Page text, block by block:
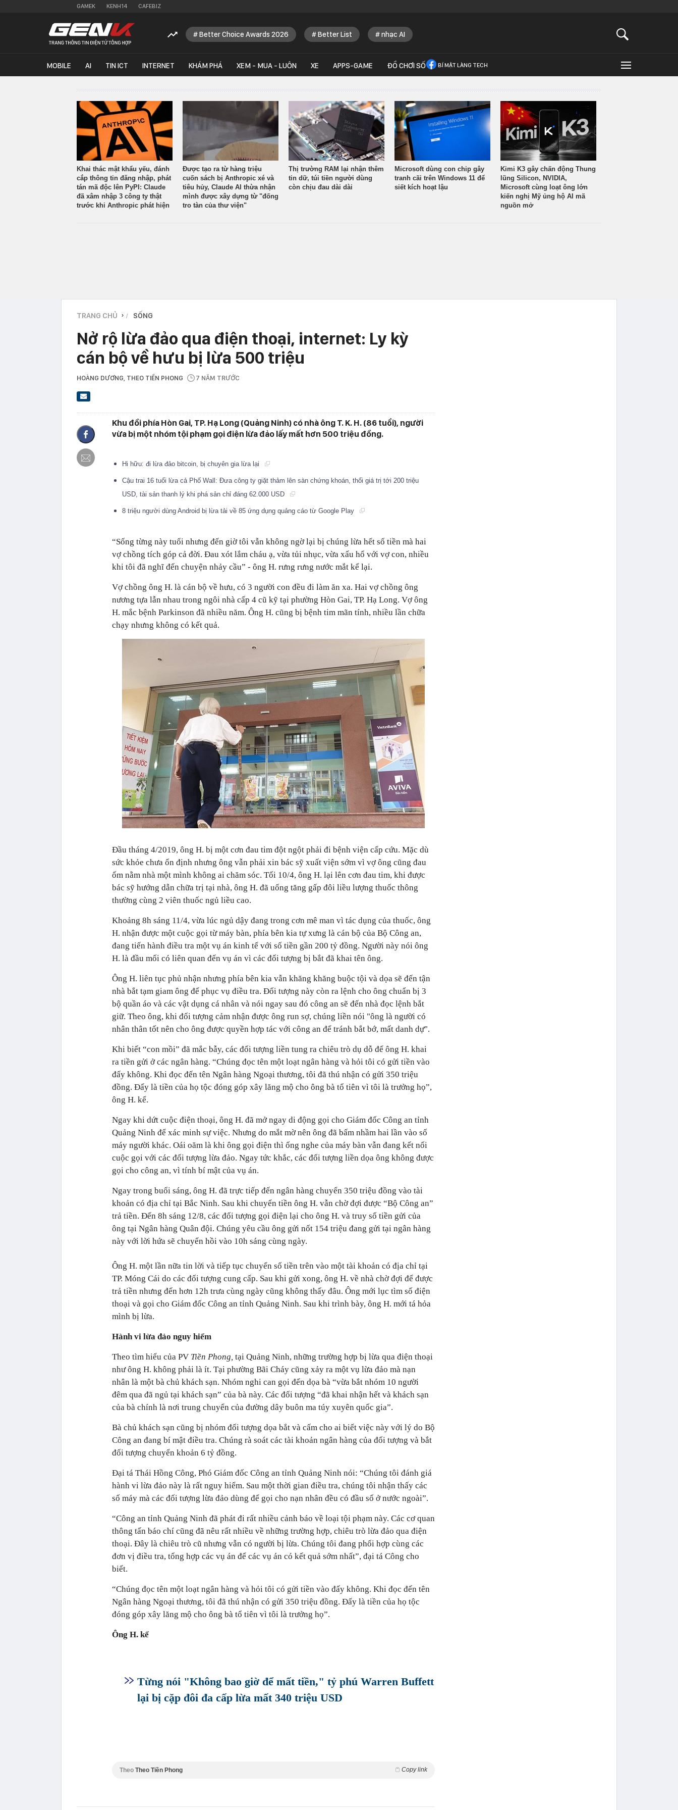
GAMEK KENH14 CAFEBIZ
Better Choice Awards 2026 Better List nhạc AI
MOBILE AI TIN ICT INTERNET KHÁM PHÁ XEM - MUA - LUÔN XE APPS-GAME ĐỒ CHƠI SỐ BÍ MẬT LÀNG TECH
Khai thác mật khẩu yếu, đánh
cắp thông tin đăng nhập, phát
tán mã độc lên PyPI: Claude
đã xâm nhập 3 công ty thật
trước khi Anthropic phát hiện
Được tạo ra từ hàng triệu
cuốn sách bị Anthropic xé và
tiêu hủy, Claude AI thừa nhận
mình được xây dựng từ "đống
tro tàn của thư viện"
Thị trường RAM lại nhận thêm
tin dữ, túi tiền người dùng
còn chịu đau dài dài
Microsoft dùng con chip gây
tranh cãi trên Windows 11 để
siết kích hoạt lậu
Kimi K3 gây chấn động Thung
lũng Silicon, NVIDIA,
Microsoft cùng loạt ông lớn
kiến nghị Mỹ ủng hộ AI mã
nguồn mở
TRANG CHỦ › SỐNG
Nở rộ lừa đảo qua điện thoại, internet: Ly kỳ
cán bộ về hưu bị lừa 500 triệu
HOÀNG DƯƠNG , THEO TIỀN PHONG 7 NĂM TRƯỚC
Khu đồi phía Hòn Gai, TP. Hạ Long (Quảng Ninh) có nhà ông T. K. H. (86 tuổi), người
vừa bị một nhóm tội phạm gọi điện lừa đảo lấy mất hơn 500 triệu đồng.
Hi hữu: đi lừa đảo bitcoin, bị chuyên gia lừa lại
Cậu trai 16 tuổi lừa cả Phố Wall: Đưa công ty giặt thảm lên sàn chứng khoán, thổi giá trị tới 200 triệu
USD, tài sản thanh lý khi phá sản chỉ đáng 62.000 USD
8 triệu người dùng Android bị lừa tải về 85 ứng dụng quảng cáo từ Google Play
“Sống từng này tuổi nhưng đến giờ tôi vẫn không ngờ lại bị chúng lừa hết số tiền mà hai
vợ chồng tích góp cả đời. Đau xót lắm cháu ạ, vừa tủi nhục, vừa xấu hổ với vợ con, nhiều
khi tôi đã nghĩ đến chuyện nhảy cầu” - ông H. rưng rưng nước mắt kể lại.
Vợ chồng ông H. là cán bộ về hưu, có 3 người con đều đi làm ăn xa. Hai vợ chồng ông
nương tựa lẫn nhau trong ngôi nhà cấp 4 cũ kỹ tại phường Hòn Gai, TP. Hạ Long. Vợ ông
H. mắc bệnh Parkinson đã nhiều năm. Ông H. cũng bị bệnh tim mãn tính, nhiều lần chữa
chạy nhưng không có kết quả.
Đầu tháng 4/2019, ông H. bị một cơn đau tim đột ngột phải đi bệnh viện cấp cứu. Mặc dù
sức khỏe chưa ổn định nhưng ông vẫn phải xin bác sỹ xuất viện sớm vì vợ ông cũng đau
ốm nằm nhà một mình không ai chăm sóc. Tối 10/4, ông H. lại lên cơn đau tim, khi được
bác sỹ hướng dẫn chữa trị tại nhà, ông H. đã uống tăng gấp đôi liều lượng thuốc thông
thường cùng 2 viên thuốc ngủ liều cao.
Khoảng 8h sáng 11/4, vừa lúc ngủ dậy đang trong cơn mê man vì tác dụng của thuốc, ông
H. nhận được một cuộc gọi từ máy bàn, phía bên kia tự xưng là cán bộ của Bộ Công an,
đang tiến hành điều tra một vụ án kinh tế với số tiền gần 200 tỷ đồng. Người này nói ông
H. là đầu mối có liên quan đến vụ án vì các đối tượng bị bắt đã khai tên ông.
Ông H. liên tục phủ nhận nhưng phía bên kia vẫn khăng khăng buộc tội và dọa sẽ đến tận
nhà bắt tạm giam ông để phục vụ điều tra. Đối tượng này còn ra lệnh cho ông chuẩn bị 3
bộ quần áo và các vật dụng cá nhân và nói ngay sau đó công an sẽ đến nhà đọc lệnh bắt
giữ. Theo ông, khi đối tượng cảm nhận được ông run sợ, chúng liền nói "ông là người có
nhân thân tốt nên cho ông được quyền hợp tác với công an để tránh bắt bớ, mất danh dự".
Khi biết “con mồi” đã mắc bẫy, các đối tượng liền tung ra chiêu trò dụ dỗ để ông H. khai
ra tiền gửi ở các ngân hàng. “Chúng đọc tên một loạt ngân hàng và hỏi tôi có gửi tiền vào
đấy không. Khi đọc đến tên Ngân hàng Ngoại thương, tôi đã thú nhận có gửi 350 triệu
đồng. Đấy là tiền của họ tộc đóng góp xây lăng mộ cho ông bà tổ tiên vì tôi là trưởng họ”,
ông H. kể.
Ngay khi dứt cuộc điện thoại, ông H. đã mở ngay di động gọi cho Giám đốc Công an tỉnh
Quảng Ninh để xác minh sự việc. Nhưng do mắt mờ nên ông đã bấm nhầm hai lần vào số
máy người khác. Oái oăm là khi ông gọi điện thì ống nghe của máy bàn vẫn đang kết nối
cuộc gọi với các đối tượng lừa đảo. Ngay tức khắc, các đối tượng liền dọa ông không được
gọi cho công an, vì tính bí mật của vụ án.
Ngay trong buổi sáng, ông H. đã trực tiếp đến ngân hàng chuyển 350 triệu đồng vào tài
khoản có địa chỉ tại Bắc Ninh. Sau khi chuyển tiền ông H. vẫn chờ đợi được “Bộ Công an”
trả tiền. Đến 8h sáng 12/8, các đối tượng gọi điện lại cho ông H. và truy số tiền gửi của
ông tại Ngân hàng Quân đội. Chúng yêu cầu ông gửi nốt 154 triệu đang gửi tại ngân hàng
này với lời hứa sẽ chuyển hồi vào 10h sáng cùng ngày.
Ông H. một lần nữa tin lời và tiếp tục chuyển số tiền trên vào một tài khoản có địa chỉ tại
TP. Móng Cái do các đối tượng cung cấp. Sau khi gửi xong, ông H. về nhà chờ đợi để được
trả tiền nhưng đến hơn 12h trưa cùng ngày cũng không thấy đâu. Ông mới lục tìm số điện
thoại và gọi cho Giám đốc Công an tỉnh Quảng Ninh. Sau khi trình bày, ông H. mới tá hỏa
mình bị lừa.
Hành vi lừa đảo nguy hiểm
Theo tìm hiểu của PV Tiền Phong, tại Quảng Ninh, những trường hợp bị lừa qua điện thoại
như ông H. không phải là ít. Tại phường Bãi Cháy cũng xảy ra một vụ lừa đảo mà nạn
nhân là một bà chủ khách sạn. Nhóm nghi can gọi đến dọa bà “vừa bắt nhóm 10 người
đêm qua đã ngủ tại khách sạn” của bà này. Các đối tượng “đã khai nhận hết và khách sạn
của bà chính là nơi trung chuyển của đường dây buôn ma túy xuyên quốc gia”.
Bà chủ khách sạn cũng bị nhóm đối tượng dọa bắt và cấm cho ai biết việc này với lý do Bộ
Công an đang bí mật điều tra. Chúng rà soát các tài khoản ngân hàng của đối tượng và bắt
đối tượng chuyển khoản 6 tỷ đồng.
Đại tá Thái Hồng Công, Phó Giám đốc Công an tỉnh Quảng Ninh nói: “Chúng tôi đánh giá
hành vi lừa đảo này là rất nguy hiểm. Sau một thời gian điều tra, chúng tôi nhận thấy các
số máy mà các đối tượng lừa đảo dùng để gọi cho nạn nhân đều có đầu số ở nước ngoài”.
“Công an tỉnh Quảng Ninh đã phát đi rất nhiều cảnh báo về loại tội phạm này. Các cơ quan
thông tấn báo chí cũng đã nêu rất nhiều về những trường hợp, chiêu trò lừa đảo qua điện
thoại. Đây là chiêu trò cũ nhưng vẫn có người bị lừa. Chúng tôi đang phối hợp cùng các
đơn vị điều tra, tổng hợp các vụ án để các vụ án có kết quả sớm nhất”, đại tá Công cho
biết.
“Chúng đọc tên một loạt ngân hàng và hỏi tôi có gửi tiền vào đấy không. Khi đọc đến tên
Ngân hàng Ngoại thương, tôi đã thú nhận có gửi 350 triệu đồng. Đấy là tiền của họ tộc
đóng góp xây lăng mộ cho ông bà tổ tiên vì tôi là trưởng họ”.
Ông H. kể
Từng nói "Không bao giờ để mất tiền," tỷ phú Warren Buffett
lại bị cặp đôi đa cấp lừa mất 340 triệu USD
Theo Theo Tiền Phong Copy link